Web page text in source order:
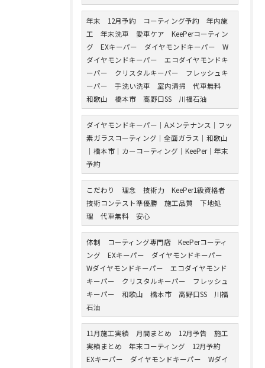
年末 12月予約 コーティング予約 年内施
工 年末洗車 愛車ケア KeePerコーティン
グ EXキーパー ダイヤモンドキーパー W
ダイヤモンドキーパー エコダイヤモンドキ
ーパー クリスタルキーパー フレッシュキ
ーパー 手洗い洗車 室内清掃 代車無料
和歌山 橋本市 高野口SS 川福石油
ダイヤモンドキーパー｜Aメンテナンス｜フッ
素ガラスコーティング｜全面ガラス｜和歌山
｜橋本市｜カーコーティング｜KeePer｜年末
予約
こだわり 理念 技術力 KeePer1級資格者
技術コンテスト準優勝 施工品質 下地処
理 代車無料 安心
体制 コーティング専門店 KeePerコーティ
ング EXキーパー ダイヤモンドキーパー
Wダイヤモンドキーパー エコダイヤモンド
キーパー クリスタルキーパー フレッシュ
キーパー 和歌山 橋本市 高野口SS 川福
石油
11月施工実績 月間まとめ 12月予告 施工
実績まとめ 年末コーティング 12月予約
EXキーパー ダイヤモンドキーパー Wダイ